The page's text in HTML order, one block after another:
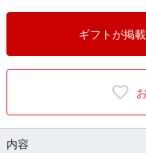
ギフトが掲
内容